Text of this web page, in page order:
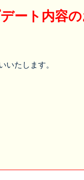
ート内容
たします。